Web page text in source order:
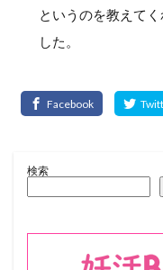
というのを教えて
した。
検索